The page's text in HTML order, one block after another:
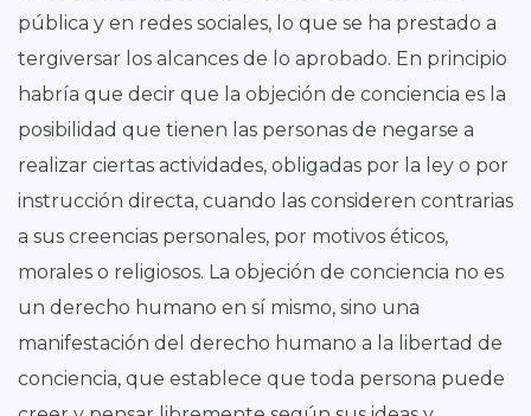
pública y en redes sociales, lo que se ha prestado a
tergiversar los alcances de lo aprobado. En principio
habría que decir que la objeción de conciencia es la
posibilidad que tienen las personas de negarse a
realizar ciertas actividades, obligadas por la ley o por
instrucción directa, cuando las consideren contrarias
a sus creencias personales, por motivos éticos,
morales o religiosos. La objeción de conciencia no es
un derecho humano en sí mismo, sino una
manifestación del derecho humano a la libertad de
conciencia, que establece que toda persona puede